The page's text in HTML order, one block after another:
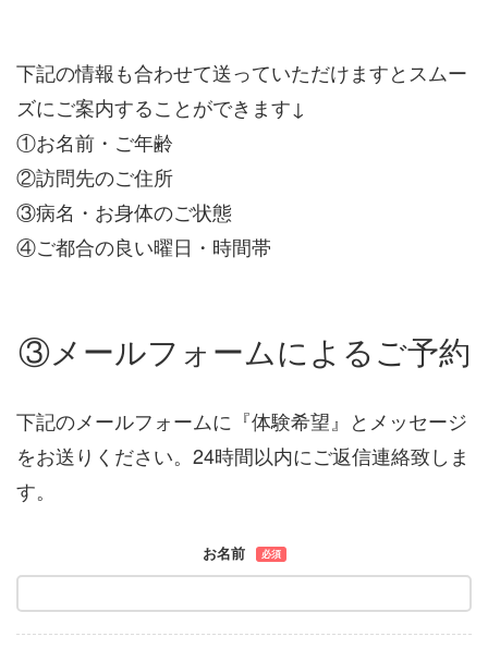
下記の情報も合わせて送っていただけますとスムー
ズにご案内することができます↓
①お名前・ご年齢
②訪問先のご住所
③病名・お身体のご状態
④ご都合の良い曜日・時間帯
③メールフォームによるご予約
下記のメールフォームに『体験希望』とメッセージ
をお送りください。24時間以内にご返信連絡致しま
す。
お名前 必須